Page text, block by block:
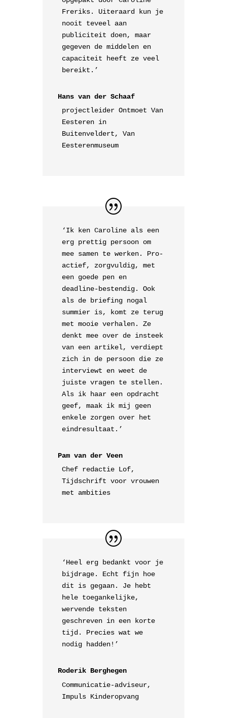
Freriks. Uiteraard kun je
nooit teveel aan
publiciteit doen, maar
gegeven de middelen en
capaciteit heeft ze veel
bereikt.’
Hans van der Schaaf
projectleider Ontmoet Van
Eesteren in
Buitenveldert, Van
Eesterenmuseum
‘Ik ken Caroline als een
erg prettig persoon om
mee samen te werken. Pro-
actief, zorgvuldig, met
een goede pen en
deadline-bestendig. Ook
als de briefing nogal
summier is, komt ze terug
met mooie verhalen. Ze
denkt mee over de insteek
van een artikel, verdiept
zich in de persoon die ze
interviewt en weet de
juiste vragen te stellen.
Als ik haar een opdracht
geef, maak ik mij geen
enkele zorgen over het
eindresultaat.’
Pam van der Veen
Chef redactie Lof,
Tijdschrift voor vrouwen
met ambities
‘Heel erg bedankt voor je
bijdrage. Echt fijn hoe
dit is gegaan. Je hebt
hele toegankelijke,
wervende teksten
geschreven in een korte
tijd. Precies wat we
nodig hadden!’
Roderik Berghegen
Communicatie-adviseur,
Impuls Kinderopvang